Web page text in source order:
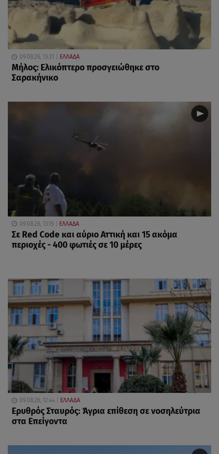
09.08.26, 13:31 ΕΛΛΑΔΑ
Μήλος: Ελικόπτερο προσγειώθηκε στο
Σαρακήνικο
09.08.26, 13:15 ΕΛΛΑΔΑ
Σε Red Code και αύριο Αττική και 15 ακόμα
περιοχές - 400 φωτιές σε 10 μέρες
09.08.26, 12:44 ΕΛΛΑΔΑ
Ερυθρός Σταυρός: Άγρια επίθεση σε νοσηλεύτρια
στα Επείγοντα